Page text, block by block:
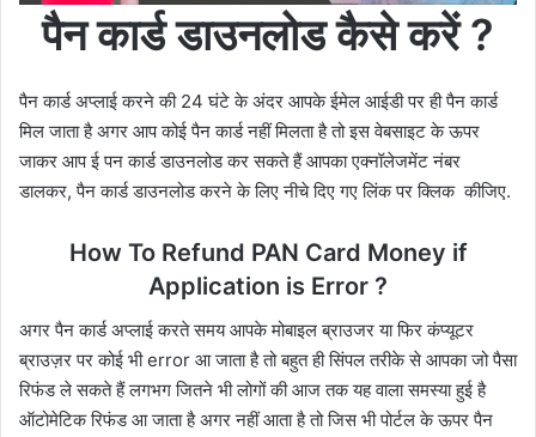
पैन कार्ड डाउनलोड कैसे करें ?
पैन कार्ड अप्लाई करने की 24 घंटे के अंदर आपके ईमेल आईडी पर ही पैन कार्ड
मिल जाता है अगर आप कोई पैन कार्ड नहीं मिलता है तो इस वेबसाइट के ऊपर
जाकर आप ई पन कार्ड डाउनलोड कर सकते हैं आपका एक्नॉलेजमेंट नंबर
डालकर, पैन कार्ड डाउनलोड करने के लिए नीचे दिए गए लिंक पर क्लिक कीजिए.
How To Refund PAN Card Money if
Application is Error ?
अगर पैन कार्ड अप्लाई करते समय आपके मोबाइल ब्राउजर या फिर कंप्यूटर
ब्राउज़र पर कोई भी error आ जाता है तो बहुत ही सिंपल तरीके से आपका जो पैसा
रिफंड ले सकते हैं लगभग जितने भी लोगों की आज तक यह वाला समस्या हुई है
ऑटोमेटिक रिफंड आ जाता है अगर नहीं आता है तो जिस भी पोर्टल के ऊपर पैन